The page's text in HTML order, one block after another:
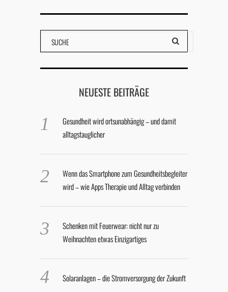
NEUESTE BEITRÄGE
Gesundheit wird ortsunabhängig – und damit
alltagstauglicher
Wenn das Smartphone zum Gesundheitsbegleiter
wird – wie Apps Therapie und Alltag verbinden
Schenken mit Feuerwear: nicht nur zu
Weihnachten etwas Einzigartiges
Solaranlagen – die Stromversorgung der Zukunft